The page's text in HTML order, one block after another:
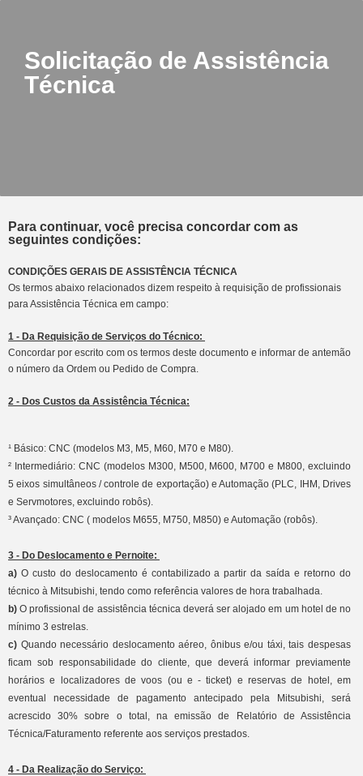
Solicitação de Assistência
Técnica
Para continuar, você precisa concordar com as
seguintes condições:
CONDIÇÕES GERAIS DE ASSISTÊNCIA TÉCNICA
Os termos abaixo relacionados dizem respeito à requisição de profissionais
para Assistência Técnica em campo:
1 - Da Requisição de Serviços do Técnico:
Concordar por escrito com os termos deste documento e informar de antemão
o número da Ordem ou Pedido de Compra.
2 - Dos Custos da Assistência Técnica:
¹ Básico: CNC (modelos M3, M5, M60, M70 e M80).
² Intermediário: CNC (modelos M300, M500, M600, M700 e M800, excluindo
5 eixos simultâneos / controle de exportação) e Automação (PLC, IHM, Drives
e Servmotores, excluindo robôs).
³ Avançado: CNC ( modelos M655, M750, M850) e Automação (robôs).
3 - Do Deslocamento e Pernoite:
a) O custo do deslocamento é contabilizado a partir da saída e retorno do
técnico à Mitsubishi, tendo como referência valores de hora trabalhada.
b)O profissional de assistência técnica deverá ser alojado em um hotel de no
mínimo 3 estrelas.
c) Quando necessário deslocamento aéreo, ônibus e/ou táxi, tais despesas
ficam sob responsabilidade do cliente, que deverá informar previamente
horários e localizadores de voos (ou e - ticket) e reservas de hotel, em
eventual necessidade de pagamento antecipado pela Mitsubishi, será
acrescido 30% sobre o total, na emissão de Relatório de Assistência
Técnica/Faturamento referente aos serviços prestados.
4 - Da Realização do Serviço: